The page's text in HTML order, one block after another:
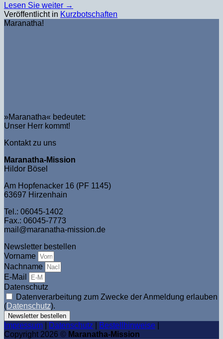
Lesen Sie weiter →
Veröffentlicht in Kurzbotschaften
Maranatha!
»Maranatha« bedeutet:
Unser Herr kommt!
Kontakt zu uns
Maranatha-Mission
Hildor Bösel
Am Hopfenacker 16 (PF 1145)
63697 Hirzenhain
Tel.: 06045-1402
Fax.: 06045-7773
mail@maranatha-mission.de
Newsletter bestellen
Vorname
Nachname
E-Mail
Datenschutz
Datenverarbeitung zum Zwecke der Anmeldung erlauben
(Datenschutz).
Newsletter bestellen
Impressum Datenschutz Bestellhinweise
Copyright 2026 © Maranatha-Mission